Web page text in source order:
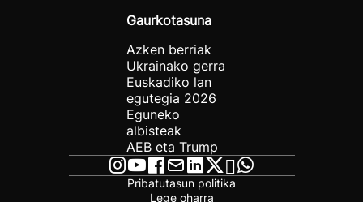
Gaurkotasuna
Azken berriak
Ukrainako gerra
Euskadiko lan
egutegia 2026
Eguneko
albisteak
AEB eta Trump
Pribatutasun politika
Lege oharra